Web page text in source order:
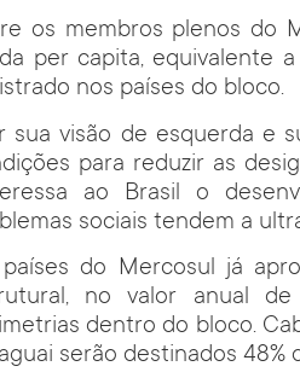
os membros plenos do
per capita, equivalente
nos países do bloco.
sua visão de esquerda e
para reduzir as
ao Brasil o
sociais tendem a
do Mercosul já
no valor anual
dentro do bloco.
serão destinados 48%